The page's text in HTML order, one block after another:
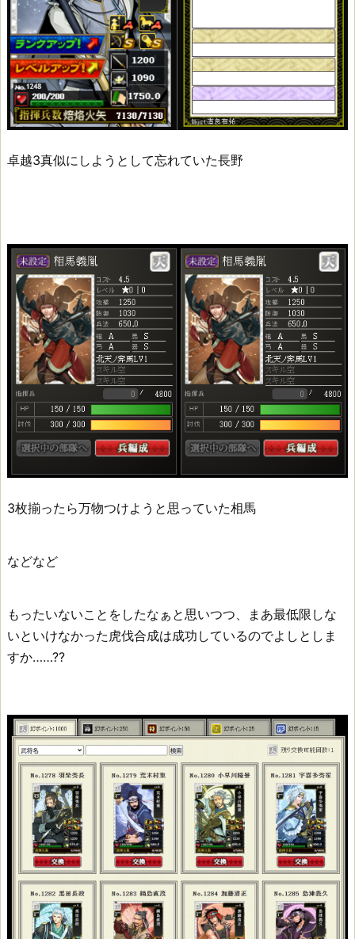
卓越3真似にしようとして忘れていた長野
3枚揃ったら万物つけようと思っていた相馬
などなど
もったいないことをしたなぁと思いつつ、まあ最低限しな
いといけなかった虎伐合成は成功しているのでよしとしま
すか……??